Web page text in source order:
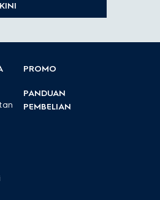
PROMO
PANDUAN
PEMBELIAN